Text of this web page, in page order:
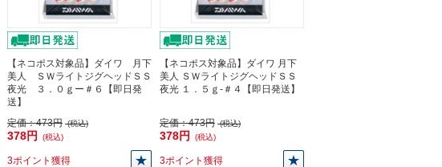
【ネコポス対象品】ダイワ 月下
美人 ＳＷライトジグヘッドＳＳ
夜光 ３．０ｇー＃６【即日発
送】
定価：473円 (税込)
378円 (税込)
3ポイント獲得
【ネコポス対象品】ダイワ 月下
美人 ＳＷライトジグヘッドＳＳ
夜光 １．５ｇ-＃４【即日発送】
定価：473円 (税込)
378円 (税込)
3ポイント獲得